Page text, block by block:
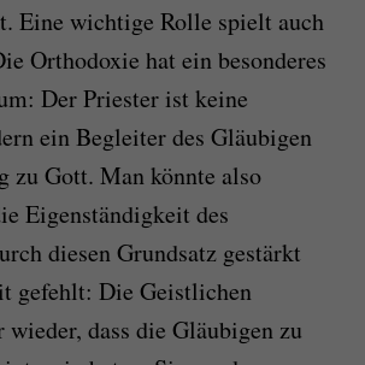
Eine wichtige Rolle spielt auch
Orthodoxie hat ein besonderes
Der Priester ist keine
ein Begleiter des Gläubigen
zu Gott. Man könnte also
Eigenständigkeit des
diesen Grundsatz gestärkt
gefehlt: Die Geistlichen
dass die Gläubigen zu